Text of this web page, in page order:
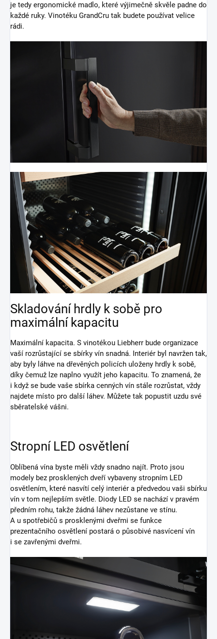
je tedy ergonomické madlo, které výjimečně skvěle padne do
každé ruky. Vinotéku GrandCru tak budete používat velice
rádi.
Skladování hrdly k sobě pro
maximální kapacitu
Maximální kapacita. S vinotékou Liebherr bude organizace
vaší rozrůstající se sbírky vín snadná. Interiér byl navržen tak,
aby byly láhve na dřevěných policích uloženy hrdly k sobě,
díky čemuž lze naplno využít jeho kapacitu. To znamená, že
i když se bude vaše sbírka cenných vín stále rozrůstat, vždy
najdete místo pro další láhev. Můžete tak popustit uzdu své
sběratelské vášni.
Stropní LED osvětlení
Oblíbená vína byste měli vždy snadno najít. Proto jsou
modely bez prosklených dveří vybaveny stropním LED
osvětlením, které nasvítí celý interiér a předvedou vaši sbírku
vín v tom nejlepším světle. Diody LED se nachází v pravém
předním rohu, takže žádná láhev nezůstane ve stínu.
A u spotřebičů s prosklenými dveřmi se funkce
prezentačního osvětlení postará o působivé nasvícení vín
i se zavřenými dveřmi.